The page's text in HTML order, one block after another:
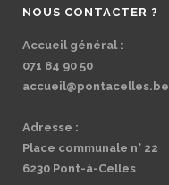
NOUS CONTACTER ?
Accueil général :
071 84 90 50
accueil@pontacelles.be
Adresse :
Place communale n° 22
6230 Pont-à-Celles